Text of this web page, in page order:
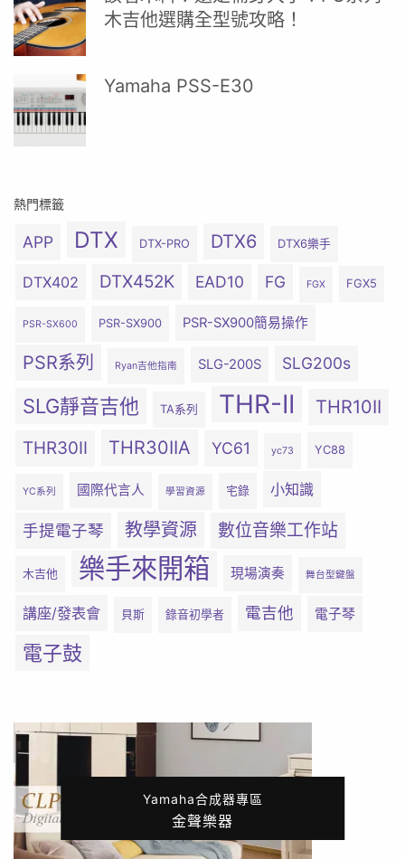
木吉他選購全型號攻略！
Yamaha PSS-E30
熱門標籤
APP DTX DTX-PRO DTX6 DTX6樂手
DTX402 DTX452K EAD10 FG FGX FGX5
PSR-SX600 PSR-SX900 PSR-SX900簡易操作
PSR系列 Ryan吉他指南 SLG-200S SLG200s
SLG靜音吉他 TA系列 THR-II THR10II
THR30II THR30IIA YC61 yc73 YC88
YC系列 國際代言人 學習資源 宅錄 小知識
手提電子琴 教學資源 數位音樂工作站
木吉他 樂手來開箱 現場演奏 舞台型鍵盤
講座/發表會 貝斯 錄音初學者 電吉他 電子琴
電子鼓
Yamaha合成器專區
金聲樂器